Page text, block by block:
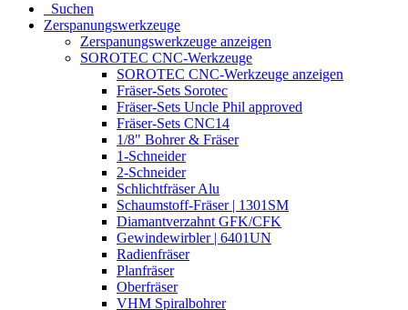
Suchen
Zerspanungswerkzeuge
Zerspanungswerkzeuge anzeigen
SOROTEC CNC-Werkzeuge
SOROTEC CNC-Werkzeuge anzeigen
Fräser-Sets Sorotec
Fräser-Sets Uncle Phil approved
Fräser-Sets CNC14
1/8" Bohrer & Fräser
1-Schneider
2-Schneider
Schlichtfräser Alu
Schaumstoff-Fräser | 1301SM
Diamantverzahnt GFK/CFK
Gewindewirbler | 6401UN
Radienfräser
Planfräser
Oberfräser
VHM Spiralbohrer